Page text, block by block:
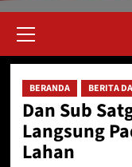
Menu
BERANDA BERITA
Dan Sub
Langsung
Lahan